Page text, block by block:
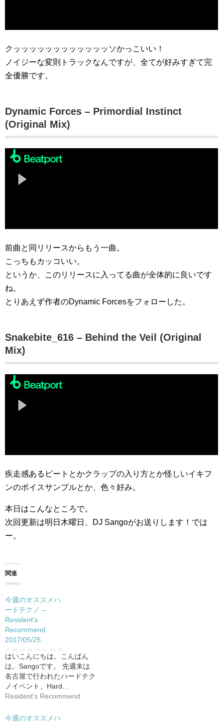
クッッッッッッッッッッッッソかっこいい！
ノイジーな変則トラックなんですが、全てが好みすぎて完
全優勝です。
Dynamic Forces – Primordial Instinct
(Original Mix)
前曲と同リリースからもう一曲。
こっちもカッコいい。
というか、このリリースに入ってる曲が全体的に良いです
ね。
とりあえず作者のDynamic Forcesをフォローした。
Snakebite_616 – Behind the Veil (Original
Mix)
疾走感あるビートとかクラップの入り方とか怪しいイキフ
ンのボイスサンプルとか、色々好み。
本日はこんなところで。
次回更新は明日木曜日、DJ Sangoがお送りします！では
ー。
関連
今週のオススメハ
ードテクノ –
Resident’s
Recommend
2017/05/25
はいこんにちは。こんばん
は。Sangoです。 先週末は
名古屋で行われたハードテク
ノイベント、Hard…
Resident's Recommend
今週のオススメハ